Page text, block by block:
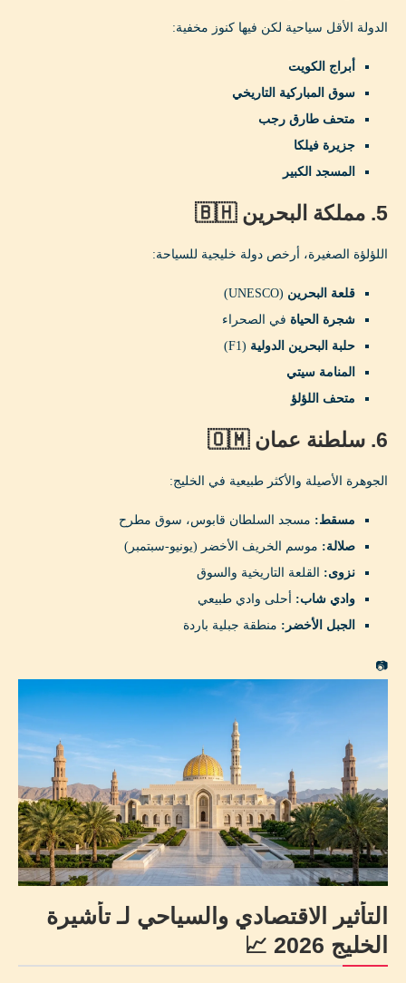
الدولة الأقل سياحية لكن فيها كنوز مخفية:
أبراج الكويت
سوق المباركية التاريخي
متحف طارق رجب
جزيرة فيلكا
المسجد الكبير
5. مملكة البحرين 🇧🇭
اللؤلؤة الصغيرة، أرخص دولة خليجية للسياحة:
قلعة البحرين (UNESCO)
شجرة الحياة في الصحراء
حلبة البحرين الدولية (F1)
المنامة سيتي
متحف اللؤلؤ
6. سلطنة عمان 🇴🇲
الجوهرة الأصيلة والأكثر طبيعية في الخليج:
مسقط: مسجد السلطان قابوس، سوق مطرح
صلالة: موسم الخريف الأخضر (يونيو-سبتمبر)
نزوى: القلعة التاريخية والسوق
وادي شاب: أحلى وادي طبيعي
الجبل الأخضر: منطقة جبلية باردة
📷
التأثير الاقتصادي والسياحي لـ تأشيرة
الخليج 2026 📈